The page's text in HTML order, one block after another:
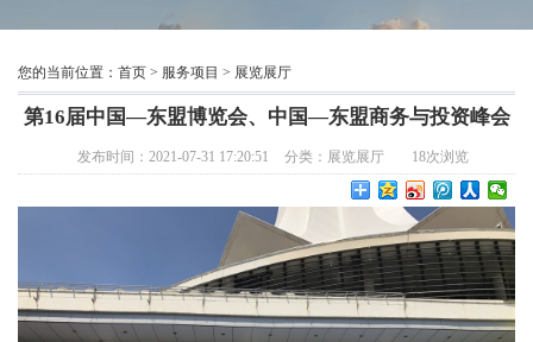
您的当前位置： 首页 > 服务项目 > 展览展厅
第16届中国—东盟博览会、中国—东盟商务与投资峰会
发布时间：2021-07-31 17:20:51 分类： 展览展厅 18次浏览